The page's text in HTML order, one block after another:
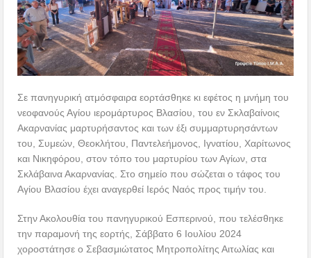
Σε πανηγυρική ατμόσφαιρα εορτάσθηκε κι εφέτος η μνήμη του
νεοφανούς Αγίου ιερομάρτυρος Βλασίου, του εν Σκλαβαίνοις
Ακαρνανίας μαρτυρήσαντος και των έξι συμμαρτυρησάντων
του, Συμεών, Θεοκλήτου, Παντελεήμονος, Ιγνατίου, Χαρίτωνος
και Νικηφόρου, στον τόπο του μαρτυρίου των Αγίων, στα
Σκλάβαινα Ακαρνανίας. Στο σημείο που σώζεται ο τάφος του
Αγίου Βλασίου έχει αναγερθεί Ιερός Ναός προς τιμήν του.
Στην Ακολουθία του πανηγυρικού Εσπερινού, που τελέσθηκε
την παραμονή της εορτής, Σάββατο 6 Ιουλίου 2024
χοροστάτησε ο Σεβασμιώτατος Μητροπολίτης Αιτωλίας και